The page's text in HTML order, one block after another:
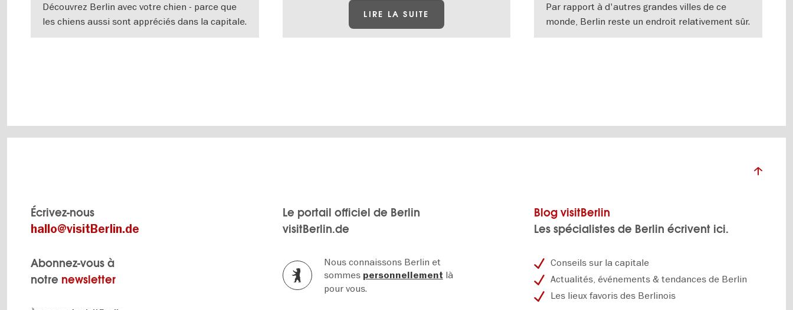
Découvrez Berlin avec votre chien - parce que
les chiens aussi sont appréciés dans la capitale.
Des aires de promenade pour les chiens aux
LIRE LA SUITE
Par rapport à d'autres grandes villes de ce
monde, Berlin reste un endroit relativement sûr.
Même après 22h, vous pouvez vous promener
Écrivez-nous
hallo@visitBerlin.de
Abonnez-vous à
notre newsletter
Le portail officiel de Berlin
visitBerlin.de
Nous connaissons Berlin et
sommes personnellement là
pour vous.
Blog visitBerlin
Les spécialistes de Berlin écrivent ici.
Conseils sur la capitale
Actualités, événements & tendances de Berlin
Les lieux favoris des Berlinois